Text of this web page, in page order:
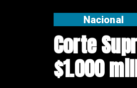
Codelco
Andes
Nacional